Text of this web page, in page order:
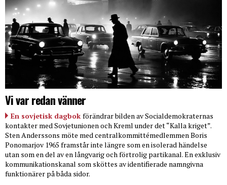
Vi var redan vänner
En sovjetisk dagbok förändrar bilden av Socialdemokraternas
kontakter med Sovjetunionen och Kreml under det “Kalla kriget”.
Sten Anderssons möte med centralkommittémedlemmen Boris
Ponomarjov 1965 framstår inte längre som en isolerad händelse
utan som en del av en långvarig och förtrolig partikanal. En exklusiv
kommunikationskanal som sköttes av identifierade namngivna
funktionärer på båda sidor.